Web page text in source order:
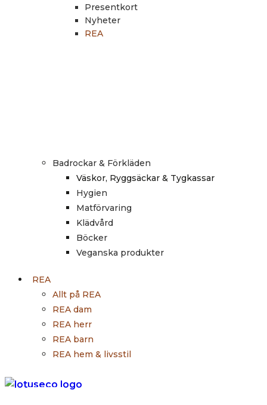
Presentkort
Nyheter
REA
Badrockar & Förkläden
Väskor, Ryggsäckar & Tygkassar
Hygien
Matförvaring
Klädvård
Böcker
Veganska produkter
REA
Allt på REA
REA dam
REA herr
REA barn
REA hem & livsstil